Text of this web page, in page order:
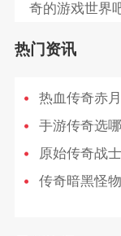
奇的游戏世界
热门资讯
热血传奇赤
手游传奇选
原始传奇战
传奇暗黑怪